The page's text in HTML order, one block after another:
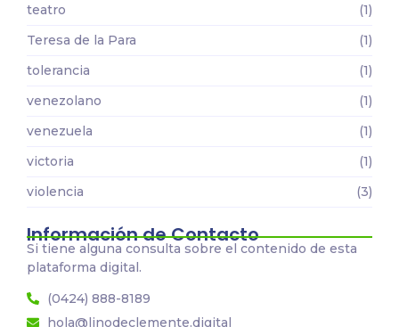
teatro
(1)
Teresa de la Para
(1)
tolerancia
(1)
venezolano
(1)
venezuela
(1)
victoria
(1)
violencia
(3)
Información de Contacto
Si tiene alguna consulta sobre el contenido de esta
plataforma digital.
(0424) 888-8189
hola@linodeclemente.digital